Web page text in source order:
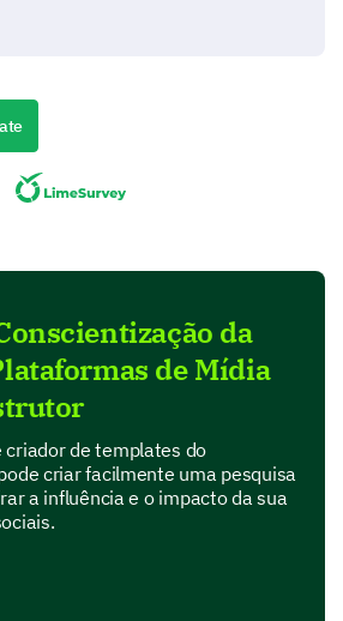
you with our brand?
da
de Mídia
criador de templates do
criar facilmente uma pesquisa
a influência e o impacto da sua